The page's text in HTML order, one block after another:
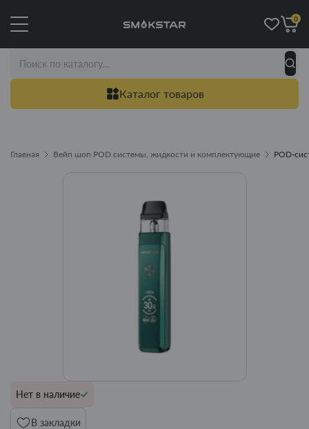
Каталог товаров
0
Главная Вейп шоп POD системы, жидкости и комплектующие POD-
Нет в наличие
В закладки